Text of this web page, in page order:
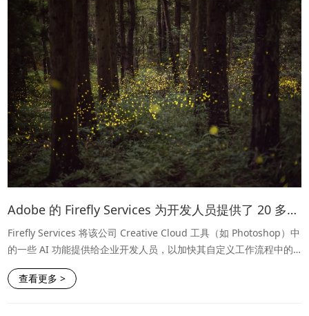
Adobe 的 Firefly Services 为开发人员提供了 20 多种新的生成式和创意 API
Firefly Services 将该公司 Creative Cloud 工具（如 Photoshop）中
的一些 AI 功能提供给企业开发人员，以加快其自定义工作流程中的
内容创建速度，或创建全新的解决方案。
查看更多 >